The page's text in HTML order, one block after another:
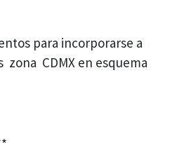
para incorporarse a
zona CDMX en esquema